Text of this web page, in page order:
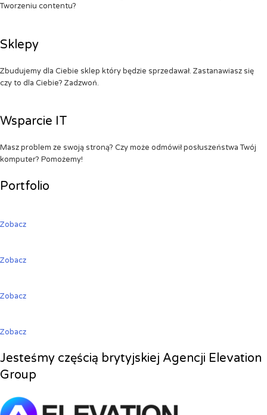
Tworzeniu contentu?
Sklepy
Zbudujemy dla Ciebie sklep który będzie sprzedawał. Zastanawiasz się
czy to dla Ciebie? Zadzwoń.
Wsparcie IT
Masz problem ze swoją stroną? Czy może odmówił posłuszeństwa Twój
komputer? Pomożemy!
Portfolio
Zobacz
Zobacz
Zobacz
Zobacz
Jesteśmy częścią brytyjskiej Agencji Elevation
Group